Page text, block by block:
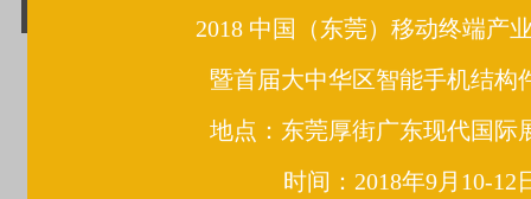
2018 中国（东莞）移动终端产
暨首届大中华区智能手机结构
地点：东莞厚街广东现代国际
时间：2018年9月10-12